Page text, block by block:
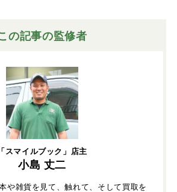
の記事の監修者
「スマイルブック」店主
小島 丈二
や雑貨を見て、触れて、そして買取を